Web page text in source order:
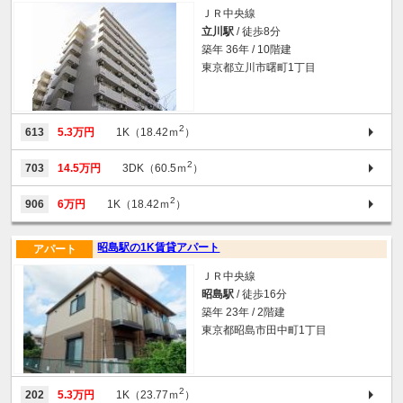
ＪＲ中央線
立川駅 / 徒歩8分
築年 36年 / 10階建
東京都立川市曙町1丁目
613 5.3万円 1K（18.42ｍ2 ）
703 14.5万円 3DK（60.5ｍ2 ）
906 6万円 1K（18.42ｍ2 ）
昭島駅の1K賃貸アパート
アパート
ＪＲ中央線
昭島駅 / 徒歩16分
築年 23年 / 2階建
東京都昭島市田中町1丁目
202 5.3万円 1K（23.77ｍ2 ）